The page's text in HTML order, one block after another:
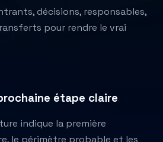
décisions, responsables,
pour rendre le vrai
étape claire
indique la première
le périmètre probable et les